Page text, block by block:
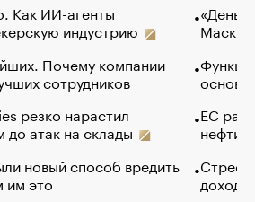
Как ИИ-агенты
индустрию
Почему компании
сотрудников
резко нарастил
до атак на склады
новый способ вредить
им это
Маск в
основ
ЕС
нефти